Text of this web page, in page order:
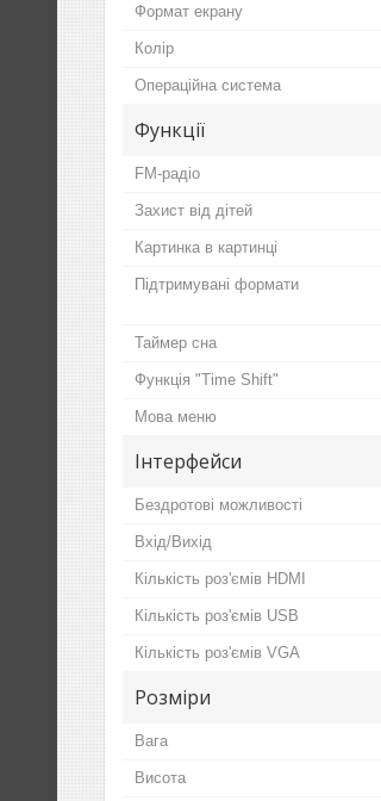
Формат екрану
Колір
Операційна система
Функції
FM-радіо
Захист від дітей
Картинка в картинці
Підтримувані формати
Таймер сна
Функція "Time Shift"
Мова меню
Інтерфейси
Бездротові можливості
Вхід/Вихід
Кількість роз'ємів HDMI
Кількість роз'ємів USB
Кількість роз'ємів VGA
Розміри
Вага
Висота